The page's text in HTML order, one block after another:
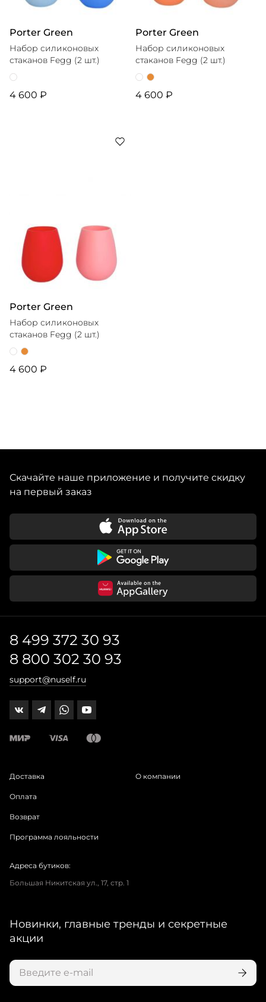
Porter Green
Набор силиконовых
стаканов Fegg (2 шт.)
4 600 ₽
Porter Green
Набор силиконовых
стаканов Fegg (2 шт.)
4 600 ₽
Porter Green
Набор силиконовых
стаканов Fegg (2 шт.)
4 600 ₽
Скачайте наше приложение и получите скидку
на первый заказ
8 499 372 30 93
8 800 302 30 93
support@nuself.ru
Доставка
Оплата
Возврат
Программа лояльности
О компании
Адреса бутиков:
Большая Никитская ул., 17, стр. 1
Новинки, главные тренды и секретные
акции